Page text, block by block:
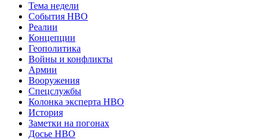
Тема недели
События НВО
Реалии
Концепции
Геополитика
Войны и конфликты
Армии
Вооружения
Спецслужбы
Колонка эксперта НВО
История
Заметки на погонах
Досье НВО